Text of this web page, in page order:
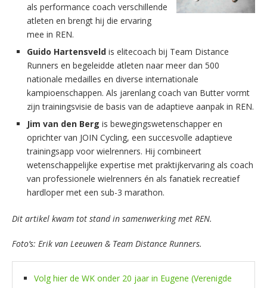
als performance coach verschillende
atleten en brengt hij die ervaring
mee in REN.
Guido Hartensveld is elitecoach bij Team Distance
Runners en begeleidde atleten naar meer dan 500
nationale medailles en diverse internationale
kampioenschappen. Als jarenlang coach van Butter vormt
zijn trainingsvisie de basis van de adaptieve aanpak in REN.
Jim van den Berg is bewegingswetenschapper en
oprichter van JOIN Cycling, een succesvolle adaptieve
trainingsapp voor wielrenners. Hij combineert
wetenschappelijke expertise met praktijkervaring als coach
van professionele wielrenners én als fanatiek recreatief
hardloper met een sub-3 marathon.
Dit artikel kwam tot stand in samenwerking met REN.
Foto’s: Erik van Leeuwen & Team Distance Runners.
Volg hier de WK onder 20 jaar in Eugene (Verenigde